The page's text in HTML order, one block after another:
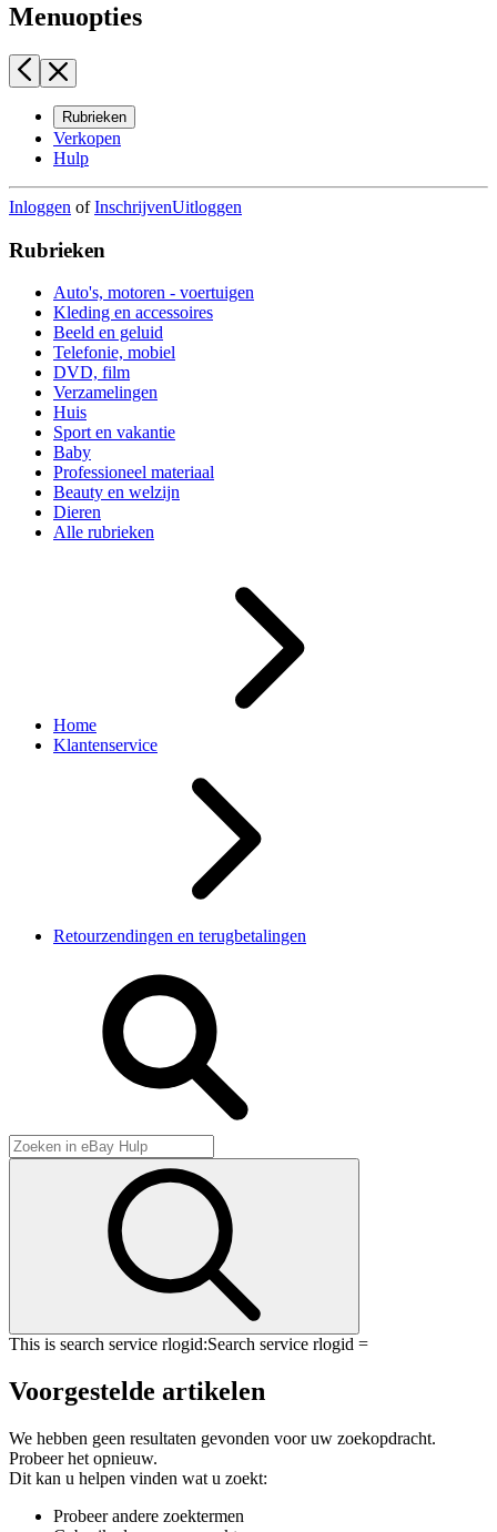
Menuopties
Rubrieken
Verkopen
Hulp
Inloggen ofInschrijvenUitloggen
Rubrieken
Auto's, motoren - voertuigen
Kleding en accessoires
Beeld en geluid
Telefonie, mobiel
DVD, film
Verzamelingen
Huis
Sport en vakantie
Baby
Professioneel materiaal
Beauty en welzijn
Dieren
Alle rubrieken
Home
Klantenservice
Retourzendingen en terugbetalingen
This is search service rlogid:Search service rlogid =
Voorgestelde artikelen
We hebben geen resultaten gevonden voor uw zoekopdracht.
Probeer het opnieuw.
Dit kan u helpen vinden wat u zoekt:
Probeer andere zoektermen